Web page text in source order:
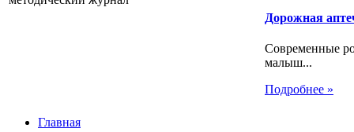
Дорожная
Современные
малыш...
Подробнее »
Главная